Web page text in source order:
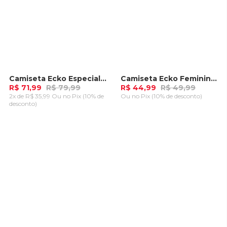
-10%Camiseta Ecko Especial Branca
R$ 71,99 R$ 79,99
2x de R$ 35,99 Ou no Pix (10% de
desconto)
-10%Camiseta Ecko Feminina Estampada Rosa
R$ 44,99 R$ 49,99
Ou no Pix (10% de desconto)